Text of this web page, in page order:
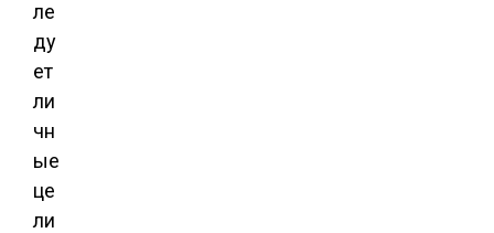
ле
ду
ет
ли
чн
ые
це
ли